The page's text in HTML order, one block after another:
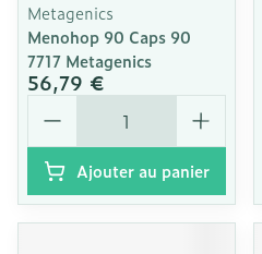
Metagenics
Menohop 90 Caps 90
7717 Metagenics
56,79 €
Quantité
Ajouter au panier